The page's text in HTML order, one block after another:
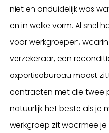
niet en onduidelijk was
en in welke vorm. Al snel
voor werkgroepen,
verzekeraar, een
expertisebureau moest
contracten met die twee
natuurlijk het beste als je
werkgroep zit waarmee